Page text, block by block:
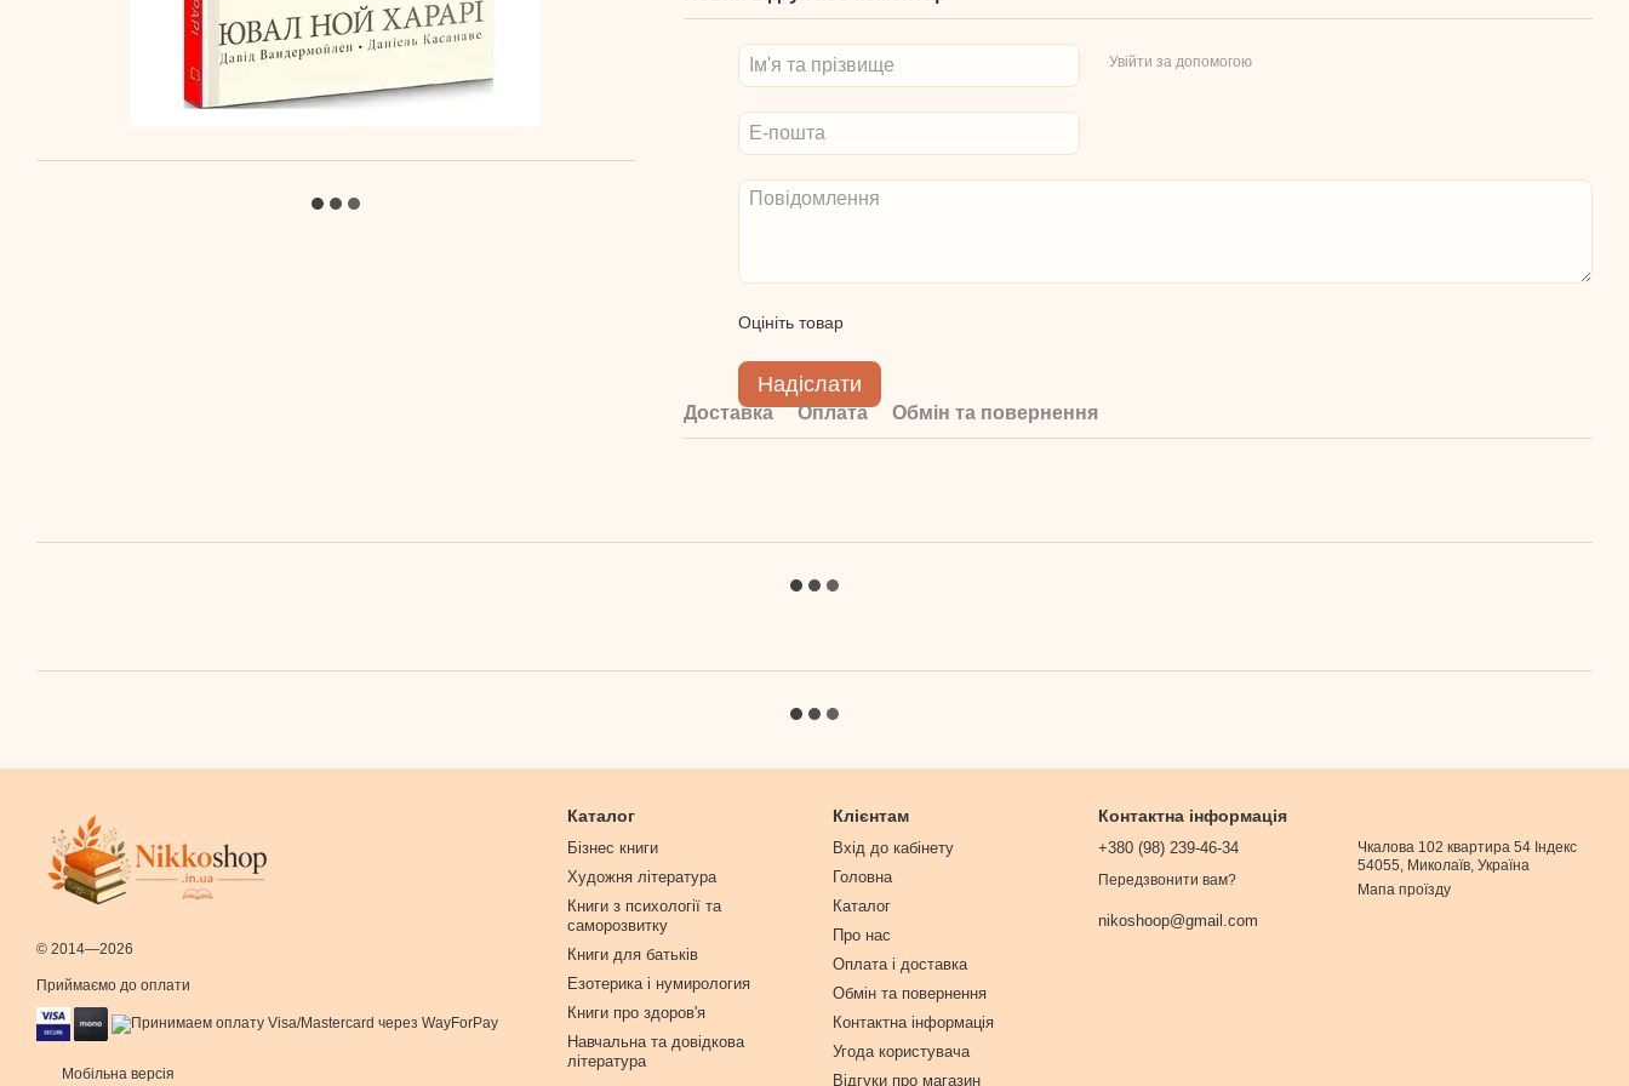
Увійти за допомогою
Оцініть товар
Надіслати
Доставка Оплата Обмін та повернення
© 2014—2026
Приймаємо до оплати
Мобільна версія
Каталог
Бізнес книги
Художня література
Книги з психології та
саморозвитку
Книги для батьків
Езотерика і нумирология
Книги про здоров'я
Навчальна та довідкова
література
Клієнтам
Вхід до кабінету
Головна
Каталог
Про нас
Оплата і доставка
Обмін та повернення
Контактна інформація
Угода користувача
Відгуки про магазин
Контактна інформація
+380 (98) 239-46-34
Передзвонити вам?
nikoshoop@gmail.com
Чкалова 102 квартира 54 Індекс
54055, Миколаїв, Україна
Мапа проїзду